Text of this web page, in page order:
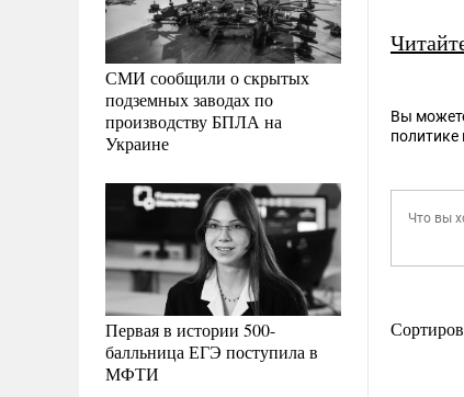
СМИ сообщили о скрытых
подземных заводах по
производству БПЛА на
Украине
Первая в истории 500-
балльница ЕГЭ поступила в
МФТИ
Вы